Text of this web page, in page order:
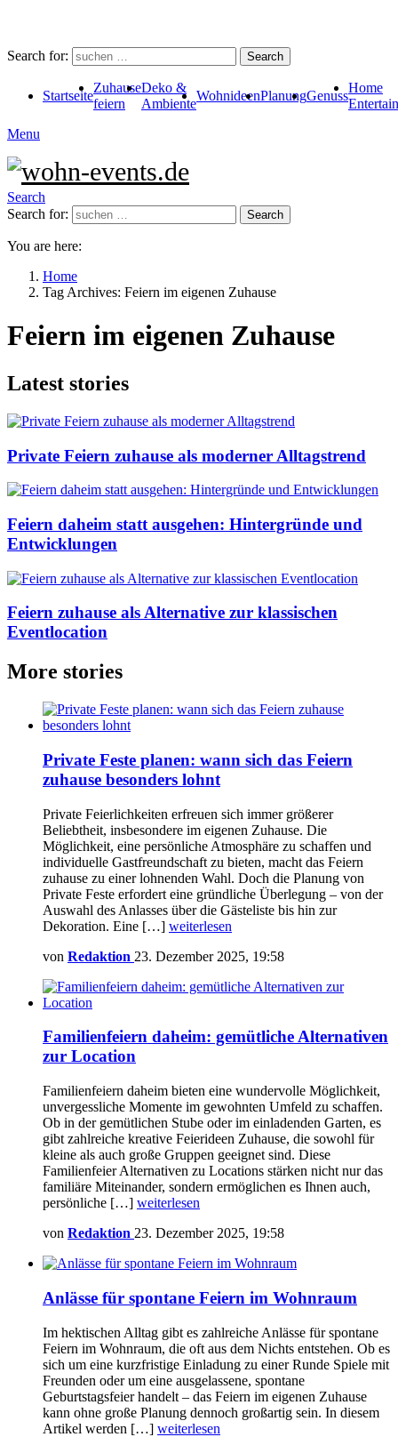
Search for: Search
Startseite
Zuhause
feiern
Deko &
Ambiente
WohnideenPlanungGenuss
Home
Menu
Search
Search for:
Search
You are here:
Home
Tag Archives: Feiern im eigenen Zuhause
Feiern im eigenen Zuhause
Latest stories
Private Feiern zuhause als moderner Alltagstrend
Feiern daheim statt ausgehen: Hintergründe und
Entwicklungen
Feiern zuhause als Alternative zur klassischen
Eventlocation
More stories
Private Feste planen: wann sich das Feiern
zuhause besonders lohnt
Private Feierlichkeiten erfreuen sich immer größerer
Beliebtheit, insbesondere im eigenen Zuhause. Die
Möglichkeit, eine persönliche Atmosphäre zu schaffen und
individuelle Gastfreundschaft zu bieten, macht das Feiern
zuhause zu einer lohnenden Wahl. Doch die Planung von
Private Feste erfordert eine gründliche Überlegung – von der
Auswahl des Anlasses über die Gästeliste bis hin zur
Dekoration. Eine […] weiterlesen
von Redaktion 23. Dezember 2025, 19:58
Familienfeiern daheim: gemütliche Alternativen
zur Location
Familienfeiern daheim bieten eine wundervolle Möglichkeit,
unvergessliche Momente im gewohnten Umfeld zu schaffen.
Ob in der gemütlichen Stube oder im einladenden Garten, es
gibt zahlreiche kreative Feierideen Zuhause, die sowohl für
kleine als auch große Gruppen geeignet sind. Diese
Familienfeier Alternativen zu Locations stärken nicht nur das
familiäre Miteinander, sondern ermöglichen es Ihnen auch,
persönliche […] weiterlesen
von Redaktion 23. Dezember 2025, 19:58
Anlässe für spontane Feiern im Wohnraum
Im hektischen Alltag gibt es zahlreiche Anlässe für spontane
Feiern im Wohnraum, die oft aus dem Nichts entstehen. Ob es
sich um eine kurzfristige Einladung zu einer Runde Spiele mit
Freunden oder um eine ausgelassene, spontane
Geburtstagsfeier handelt – das Feiern im eigenen Zuhause
kann ohne große Planung dennoch großartig sein. In diesem
Artikel werden […] weiterlesen